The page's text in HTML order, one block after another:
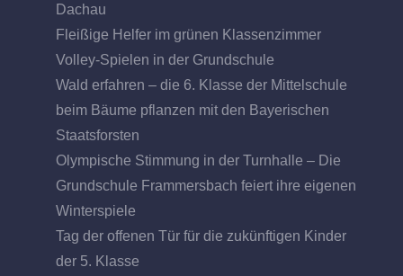
Dachau
Fleißige Helfer im grünen Klassenzimmer
Volley-Spielen in der Grundschule
Wald erfahren – die 6. Klasse der Mittelschule
beim Bäume pflanzen mit den Bayerischen
Staatsforsten
Olympische Stimmung in der Turnhalle – Die
Grundschule Frammersbach feiert ihre eigenen
Winterspiele
Tag der offenen Tür für die zukünftigen Kinder
der 5. Klasse